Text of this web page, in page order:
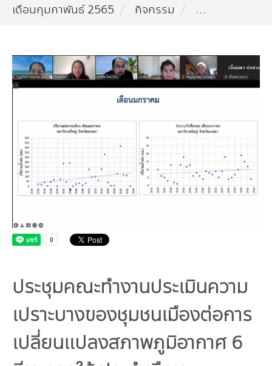
โครงสร้างองค์กร
คณะกรรมการบริหารสถาบัน
คณะผู้บริหาร
เจ้าหน้าที่
วิถีเรา
สโลแกน
สำนักงานสีเขียว
กองทุน
กองทุน ดร.ธีระ พันธุมวนิช
กองทุนสุขภาพกับสภาวะโลกร้อน
สิ่งแวดล้อมอุตสาหกรรม
มลพิษอุตสาหกรรม
ชุมชนและเมืองน่าอยู่
ขยะชุมชน-ขยะอาหาร
ขยะพลาสติก
ฝุ่น PM2.5
การผลิตและการบริโภคยั่งยืน
ฉลากเขียว
ฉลากสิ่งแวดล้อม
บริการที่เป็นมิตรกับสิ่งแวดล้อม
ที่ปรึกษาคาร์บอนฟุตพริ้นท์
ทรัพยากรธรรมชาติ
ทรัพยากรทางบก
ทรัพยากรทางทะเลและชายฝั่ง
ความหลากหลายทางชีวภาพ
การเปลี่ยนแปลงสภาพภูมิอากาศ
การลดก๊าซเรือนกระจก
การปรับตัว
การพัฒนาบุคลากรด้านสิ่งแวดล้อม
งานฝึกอบรม
นโยบาย แผน เครือข่ายสิ่งแวดล้อม
คลังความรู้
อินโฟกราฟิก | โปสเตอร์
คลิปวิดีโอ
เอกสารเผยแพร่
สิ่งพิมพ์จำหน่าย
กิจกรรมของเรา
ข่าวสิ่งแวดล้อม
ร่วมงานกับเรา
งาน
ฝึกงาน
ติดต่อเรา
เดือนกุมภาพันธ์ 2565
กิจกรรม ...
ประชุมคณะทำงานประเมินความ
เปราะบางของชุมชนเมืองต่อการ
เปลี่ยนแปลงสภาพภูมิอากาศ 6